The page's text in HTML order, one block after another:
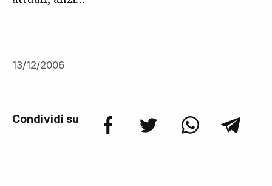
13/12/2006
Condividi su